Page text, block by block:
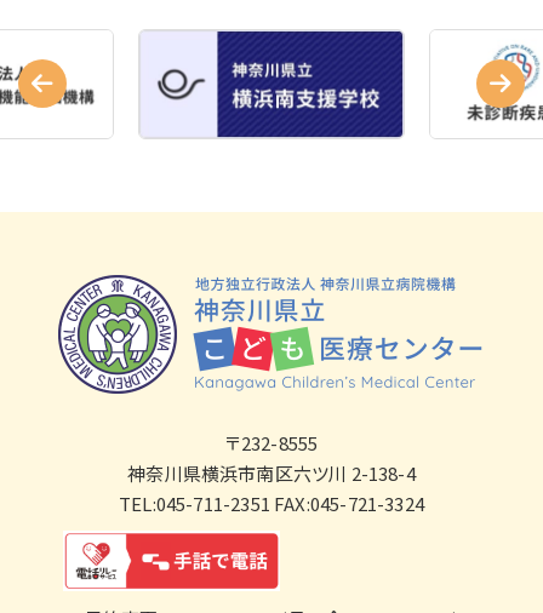
〒232-8555
神奈川県横浜市南区六ツ川 2-138-4
TEL:045-711-2351 FAX:045-721-3324